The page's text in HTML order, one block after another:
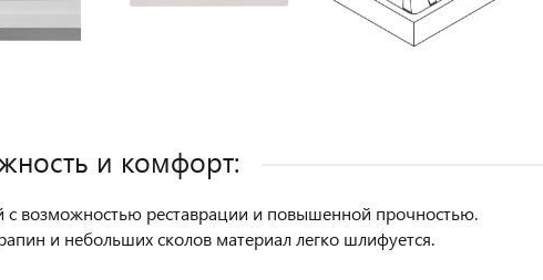
и комфорт:
с возможностью реставрации и повышенной прочностью.
и небольших сколов материал легко шлифуется.